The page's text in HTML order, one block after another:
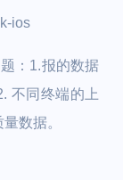
ios
：1.报的数据
不同终端的上
数据。